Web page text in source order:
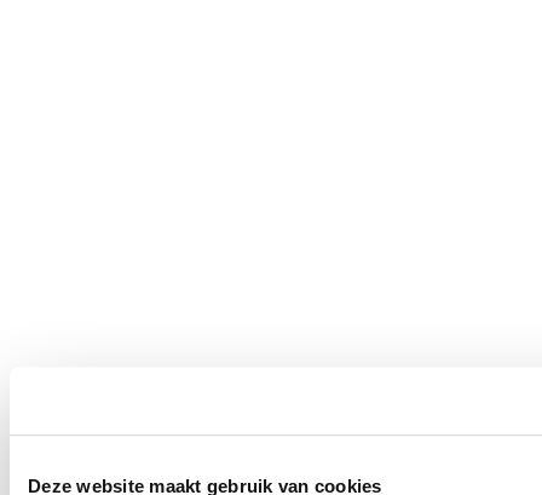
Deze website maakt gebruik van cookies